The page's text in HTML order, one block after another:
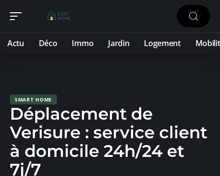
Actu Déco Immo Jardin Logement
SMART HOME
Déplacement de
Verisure : service client
à domicile 24h/24 et
7j/7